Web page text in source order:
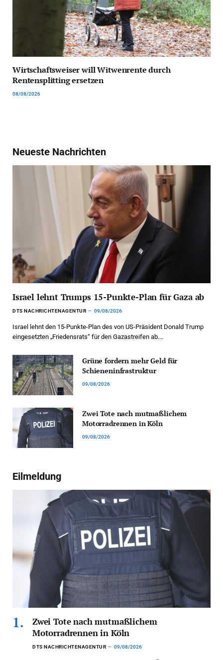
Wirtschaftsweiser will Witwenrente durch
Rentensplitting ersetzen
08/08/2026
Neueste Nachrichten
Israel lehnt Trumps 15-Punkte-Plan für Gaza ab
DTS NACHRICHTENAGENTUR 09/08/2026
Israel lehnt den 15-Punkte-Plan des von US-Präsident Donald Trump
eingesetzten „Friedensrats“ für den Gazastreifen ab.…
Grüne fordern mehr Geld für
Schieneninfrastruktur
09/08/2026
Zwei Tote nach mutmaßlichem
Motorradrennen in Köln
09/08/2026
Eilmeldung
Zwei Tote nach mutmaßlichem
Motorradrennen in Köln
DTS NACHRICHTENAGENTUR 09/08/2026